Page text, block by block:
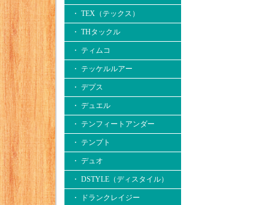
・ TEX（テックス）
・ THタックル
・ ティムコ
・ テッケルルアー
・ デプス
・ デュエル
・ テンフィートアンダー
・ テンプト
・ デュオ
・ DSTYLE（ディスタイル）
・ ドランクレイジー